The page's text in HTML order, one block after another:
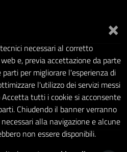
×
necessari al corretto
e, previa accettazione da parte
per migliorare l'esperienza di
l'utilizzo dei servizi messi
Accetta tutti i cookie si acconsente
Chiudendo il banner verranno
alla navigazione e alcune
non essere disponibili.